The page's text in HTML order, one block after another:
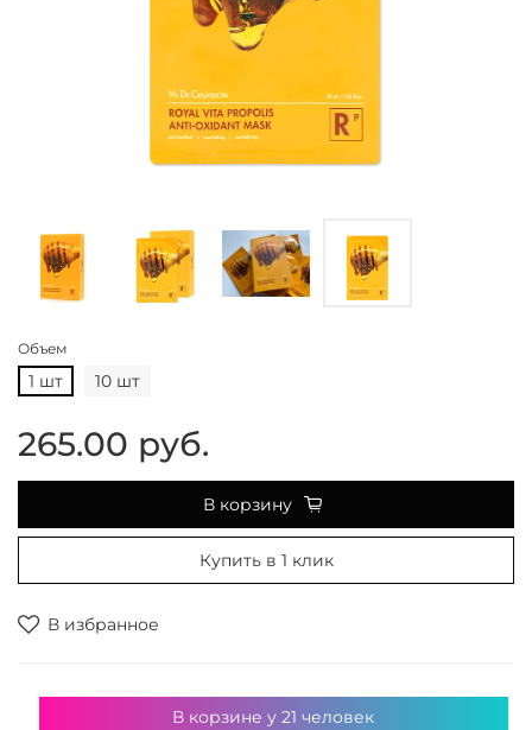
В избранное
Объем
1 шт 10 шт
265.00 руб.
В корзину
Купить в 1 клик
В корзине у21 человек